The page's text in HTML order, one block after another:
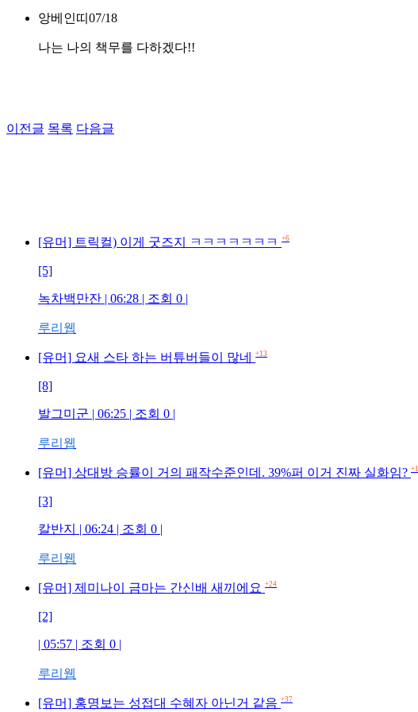
앙베인띠 07/18
나는 나의 책무를 다하겠다!!
이전글 목록 다음글
[유머] 트릭컬) 이게 굿즈지 ㅋㅋㅋㅋㅋㅋㅋ +6
[5]
녹차백만잔 | 06:28 | 조회 0 |
루리웹
[유머] 요새 스타 하는 버튜버들이 많네 +13
[8]
발그미군 | 06:25 | 조회 0 |
루리웹
[유머] 상대방 승률이 거의 패작수준인데. 39%퍼 이거 진짜 실화임?
[3]
칼반지 | 06:24 | 조회 0 |
루리웹
[유머] 제미나이 금마는 간신배 새끼에요 +24
[2]
| 05:57 | 조회 0 |
루리웹
[유머] 홍명보는 성접대 수혜자 아닌거 같음 +37